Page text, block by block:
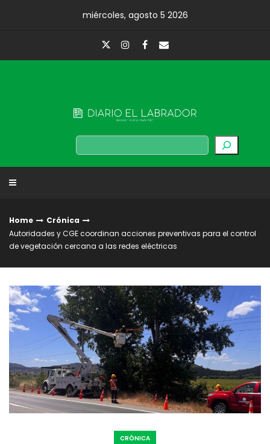
miércoles, agosto 5 2026
Buscar
Home
Crónica
Autoridades y CGE coordinan acciones preventivas para el control
de vegetación cercana a las redes eléctricas
CRÓNICA